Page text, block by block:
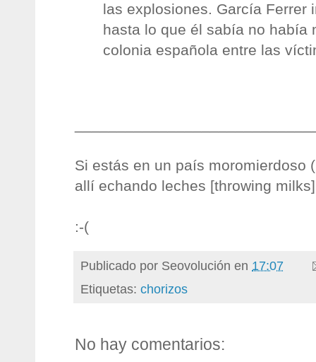
las explosiones. García Ferrer
hasta lo que él sabía no había
colonia española entre las
Si estás en un país moromierdoso
allí echando leches [throwing milks]
:-(
Publicado por Seovolución en 17:07
Etiquetas: chorizos
No hay comentarios: